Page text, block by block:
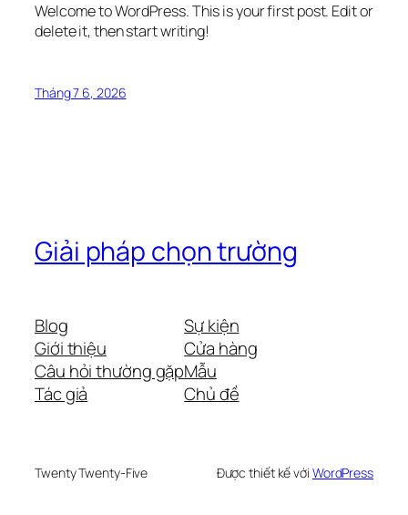
Welcome to WordPress. This is your first post. Edit or
delete it, then start writing!
Tháng 7 6, 2026
Giải pháp chọn trường
Blog
Giới thiệu
Câu hỏi thường gặp
Tác giả
Sự kiện
Cửa hàng
Mẫu
Chủ đề
Twenty Twenty-Five Được thiết kế với WordPress